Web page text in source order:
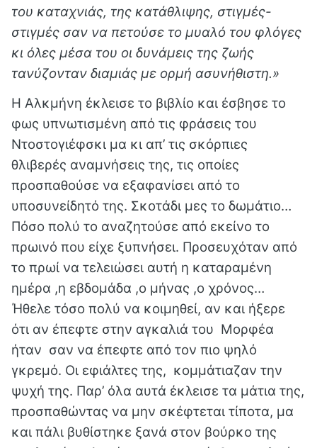
του καταχνιάς, της κατάθλιψης, στιγμές-
στιγμές σαν να πετούσε το μυαλό του φλόγες
κι όλες μέσα του οι δυνάμεις της ζωής
τανύζονταν διαμιάς με ορμή ασυνήθιστη.»
Η Αλκμήνη έκλεισε το βιβλίο και έσβησε το
φως υπνωτισμένη από τις φράσεις του
Ντοστογιέφσκι μα κι απ’ τις σκόρπιες
θλιβερές αναμνήσεις της, τις οποίες
προσπαθούσε να εξαφανίσει από το
υποσυνείδητό της. Σκοτάδι μες το δωμάτιο…
Πόσο πολύ το αναζητούσε από εκείνο το
πρωινό που είχε ξυπνήσει. Προσευχόταν από
το πρωί να τελειώσει αυτή η καταραμένη
ημέρα ,η εβδομάδα ,ο μήνας ,ο χρόνος…
Ήθελε τόσο πολύ να κοιμηθεί, αν και ήξερε
ότι αν έπεφτε στην αγκαλιά του Μορφέα
ήταν σαν να έπεφτε από τον πιο ψηλό
γκρεμό. Οι εφιάλτες της, κομμάτιαζαν την
ψυχή της. Παρ’ όλα αυτά έκλεισε τα μάτια της,
προσπαθώντας να μην σκέφτεται τίποτα, μα
και πάλι βυθίστηκε ξανά στον βούρκο της